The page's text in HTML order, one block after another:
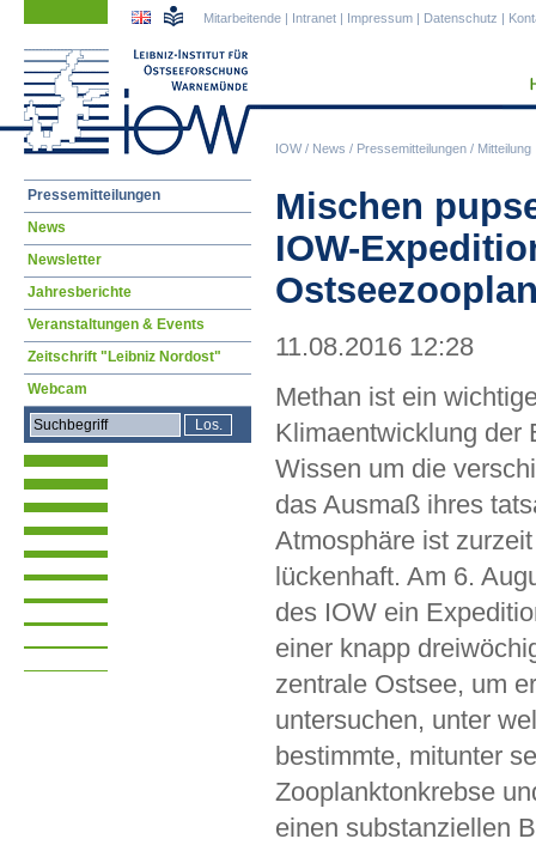
IOW/ News / Pressemitteilungen / Mitteilung
Mitarbeitende | Intranet | Impressum | Datenschutz |
Mischen
IOW-
11.08.2016 12:28
Methan ist ein
Klimaentwicklung der
Wissen um die
das Ausmaß ihres
Atmosphäre ist
lückenhaft. Am 6.
des IOW ein
einer knapp
zentrale Ostsee, um
untersuchen, unter
bestimmte, mitunter
Zooplanktonkrebse
einen substanziellen
Navigation
Pressemitteilungen
News
Newsletter
Jahresberichte
Veranstaltungen & Events
Zeitschrift "Leibniz Nordost"
Webcam